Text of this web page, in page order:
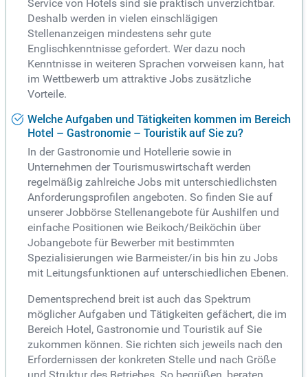
Service von Hotels sind sie praktisch unverzichtbar.
Deshalb werden in vielen einschlägigen
Stellenanzeigen mindestens sehr gute
Englischkenntnisse gefordert. Wer dazu noch
Kenntnisse in weiteren Sprachen vorweisen kann, hat
im Wettbewerb um attraktive Jobs zusätzliche
Vorteile.
Welche Aufgaben und Tätigkeiten kommen im Bereich
Hotel – Gastronomie – Touristik auf Sie zu?
In der Gastronomie und Hotellerie sowie in
Unternehmen der Tourismuswirtschaft werden
regelmäßig zahlreiche Jobs mit unterschiedlichsten
Anforderungsprofilen angeboten. So finden Sie auf
unserer Jobbörse Stellenangebote für Aushilfen und
einfache Positionen wie Beikoch/Beiköchin über
Jobangebote für Bewerber mit bestimmten
Spezialisierungen wie Barmeister/in bis hin zu Jobs
mit Leitungsfunktionen auf unterschiedlichen Ebenen.
Dementsprechend breit ist auch das Spektrum
möglicher Aufgaben und Tätigkeiten gefächert, die im
Bereich Hotel, Gastronomie und Touristik auf Sie
zukommen können. Sie richten sich jeweils nach den
Erfordernissen der konkreten Stelle und nach Größe